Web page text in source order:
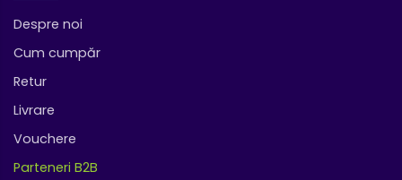
Despre noi
Cum cumpăr
Retur
Livrare
Vouchere
Parteneri B2B